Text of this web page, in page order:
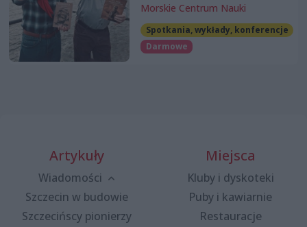
Morskie Centrum Nauki
Spotkania, wykłady, konferencje
Darmowe
Artykuły
Wiadomości
Szczecin w budowie
Szczecińscy pionierzy
Miejsca
Kluby i dyskoteki
Puby i kawiarnie
Restauracje